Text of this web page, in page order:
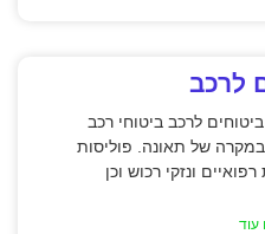
לרכב
לרכב ביטוחי רכב
של תאונה. פוליסות
ונזקי רכוש וכן
עוד